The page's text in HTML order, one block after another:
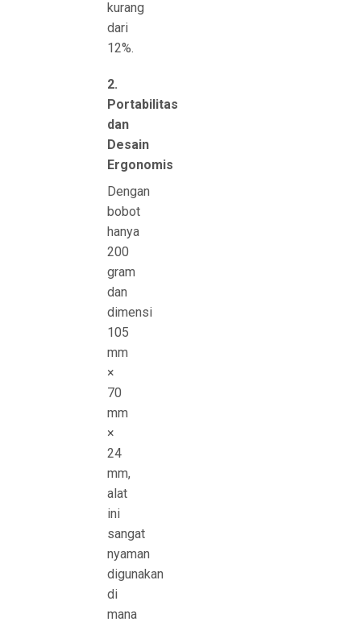
kurang
dari
12%.
2.
Portabilitas
dan
Desain
Ergonomis
Dengan
bobot
hanya
200
gram
dan
dimensi
105
mm
×
70
mm
×
24
mm,
alat
ini
sangat
nyaman
digunakan
di
mana